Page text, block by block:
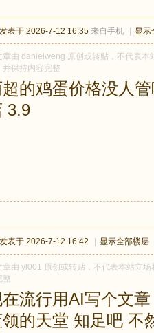
发表于 2026-7-12 16:35 来自手机 显示
章由 danielweng 原创或转贴，不代表
并保持内容完整
的鸡蛋价格没人
3.9
发表于 2026-7-12 16:42 显示全部楼层
章由 yl001 原创或转贴，不代表本站立
整
流行用AI写个文
的天堂 知足吧 不